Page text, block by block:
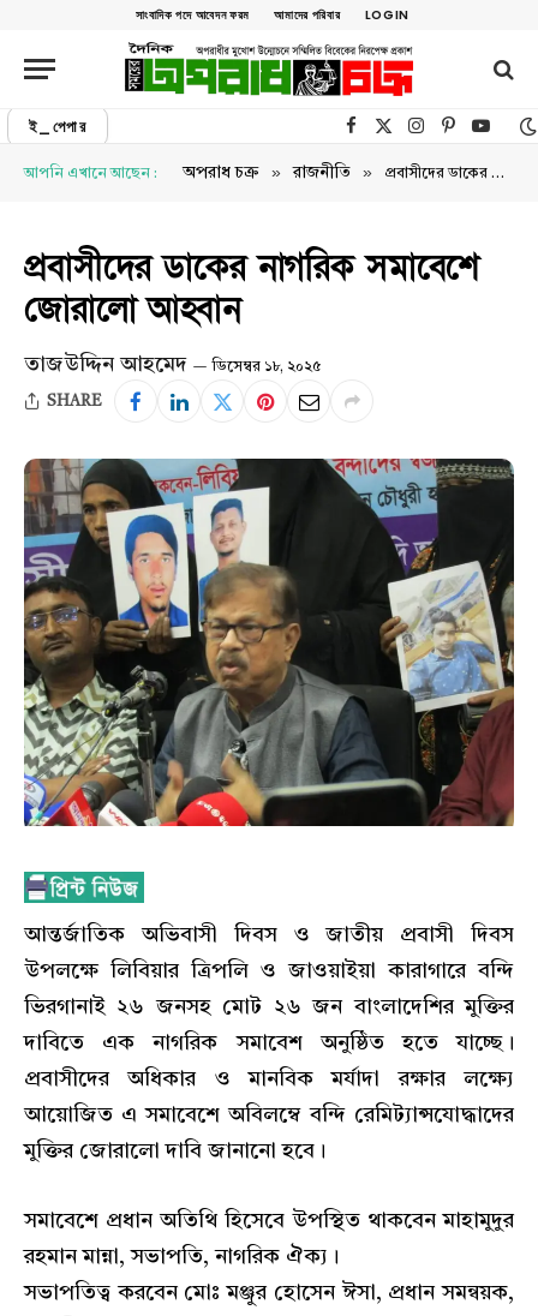
সাংবাদিক পদে আবেদন ফরম আমাদের পরিবার LOGIN
ই_পেপার Facebook
X (Twitter)Instagram
Pinterest
আপনি এখানে আছেন : অপরাধ চক্র » রাজনীতি » প্রবাসীদের ডাকের নাগরিক সমাবেশে জোরালো আহ্বান
প্রবাসীদের ডাকের নাগরিক সমাবেশে
জোরালো আহ্বান
তাজউদ্দিন আহমেদ ডিসেম্বর ১৮, ২০২৫
SHARE
আন্তর্জাতিক অভিবাসী দিবস ও জাতীয় প্রবাসী দিবস
উপলক্ষে লিবিয়ার ত্রিপলি ও জাওয়াইয়া কারাগারে বন্দি
ভিরগানাই ২৬ জনসহ মোট ২৬ জন বাংলাদেশির মুক্তির
দাবিতে এক নাগরিক সমাবেশ অনুষ্ঠিত হতে যাচ্ছে।
প্রবাসীদের অধিকার ও মানবিক মর্যাদা রক্ষার লক্ষ্যে
আয়োজিত এ সমাবেশে অবিলম্বে বন্দি রেমিট্যান্সযোদ্ধাদের
মুক্তির জোরালো দাবি জানানো হবে।
সমাবেশে প্রধান অতিথি হিসেবে উপস্থিত থাকবেন মাহামুদুর
রহমান মান্না, সভাপতি, নাগরিক ঐক্য।
সভাপতিত্ব করবেন মোঃ মঞ্জুর হোসেন ঈসা, প্রধান সমন্বয়ক,